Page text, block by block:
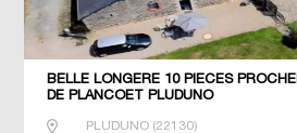
BELLE LONGERE 10 PIECES
DE PLANCOET PLUDUNO
PLUDUNO(22130)